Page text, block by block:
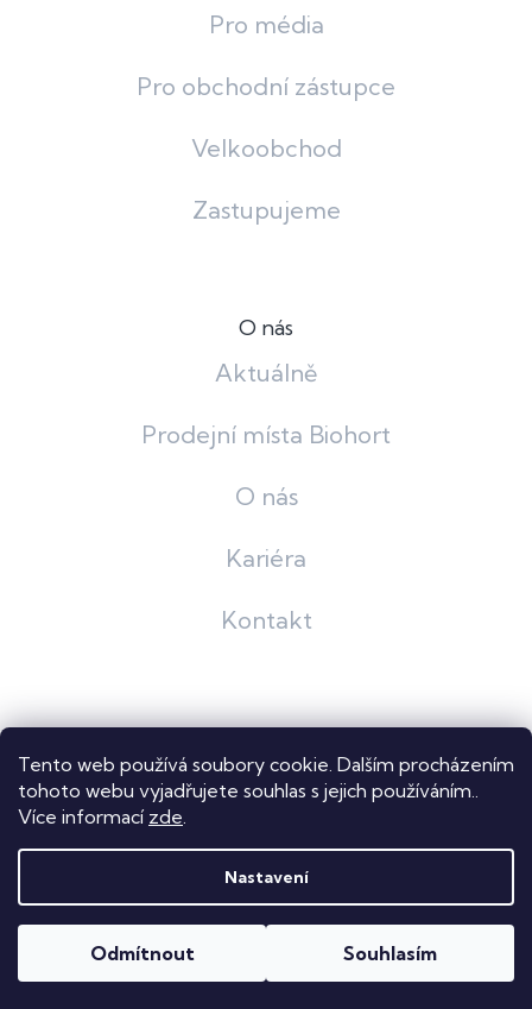
Tento web používá soubory cookie. Dalším procházením
tohoto webu vyjadřujete souhlas s jejich používáním..
Více informací zde.
Nastavení
Odmítnout Souhlasím
Pro média
Pro obchodní zástupce
Velkoobchod
Zastupujeme
O nás
Aktuálně
Prodejní místa Biohort
O nás
Kariéra
Kontakt
Shoptet
Copyright 2026Dastech s.r.o.. Všechna práva vyhrazena.
Upravit nastavení cookies